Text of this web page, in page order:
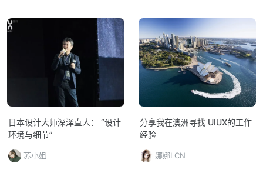
日本设计大师深泽直人： “设计
环境与细节”
苏小姐
分享我在澳洲寻找 UIUX的工作
经验
娜娜LCN